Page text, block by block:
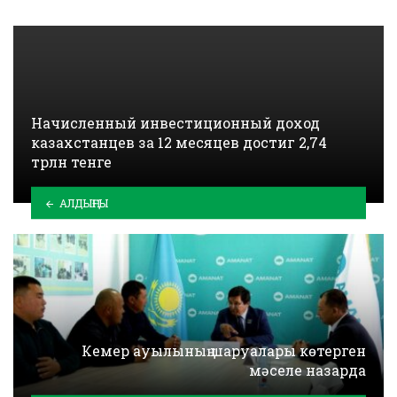
Начисленный инвестиционный доход
казахстанцев за 12 месяцев достиг 2,74
трлн тенге
АЛДЫҢҒЫ
Кемер ауылының шаруалары көтерген
мәселе назарда